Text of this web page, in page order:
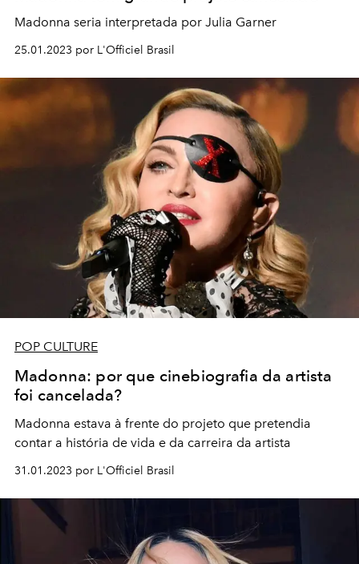
Madonna seria interpretada por Julia Garner
25.01.2023 por L'Officiel Brasil
POP CULTURE
Madonna: por que cinebiografia da artista
foi cancelada?
Madonna estava à frente do projeto que pretendia
contar a história de vida e da carreira da artista
31.01.2023 por L'Officiel Brasil